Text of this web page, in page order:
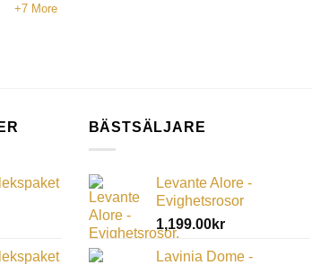
+7 More
BÄSTSÄLJARE
Levante Alore -
Evighetsrosor
1,199.00kr
Lavinia Dome -